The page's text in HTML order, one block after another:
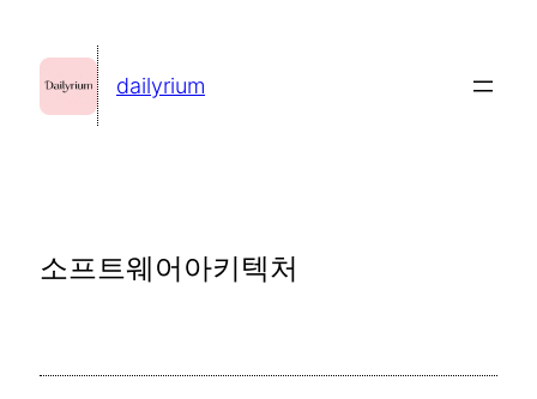
dailyrium
소프트웨어아키텍처